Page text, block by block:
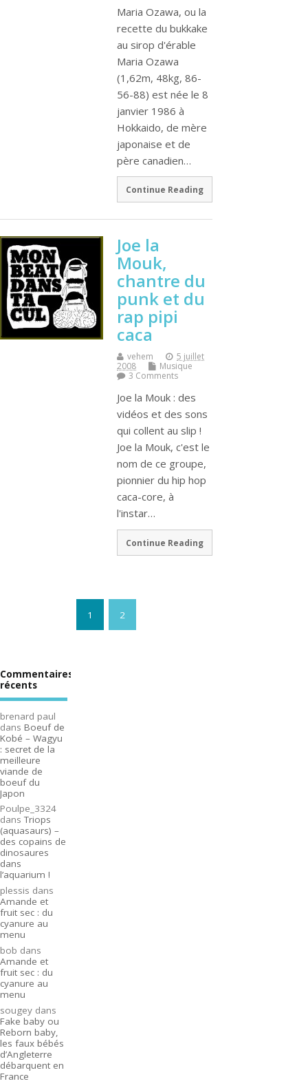
Maria Ozawa, ou la
recette du bukkake
au sirop d'érable
Maria Ozawa
(1,62m, 48kg, 86-
56-88) est née le 8
janvier 1986 à
Hokkaido, de mère
japonaise et de
père canadien…
Continue Reading
Joe la
Mouk,
chantre du
punk et du
rap pipi
caca
vehem
5 juillet
2008
Musique
3 Comments
Joe la Mouk : des
vidéos et des sons
qui collent au slip !
Joe la Mouk, c'est le
nom de ce groupe,
pionnier du hip hop
caca-core, à
l'instar…
Continue Reading
1 2
Commentaires
récents
brenard paul
dans Boeuf de
Kobé – Wagyu
: secret de la
meilleure
viande de
boeuf du
Japon
Poulpe_3324
dansTriops
(aquasaurs) –
des copains de
dinosaures
dans
l’aquarium !
plessis dans
Amande et
fruit sec : du
cyanure au
menu
bob dans
Amande et
fruit sec : du
cyanure au
menu
sougey dans
Fake baby ou
Reborn baby,
les faux bébés
d’Angleterre
débarquent en
France